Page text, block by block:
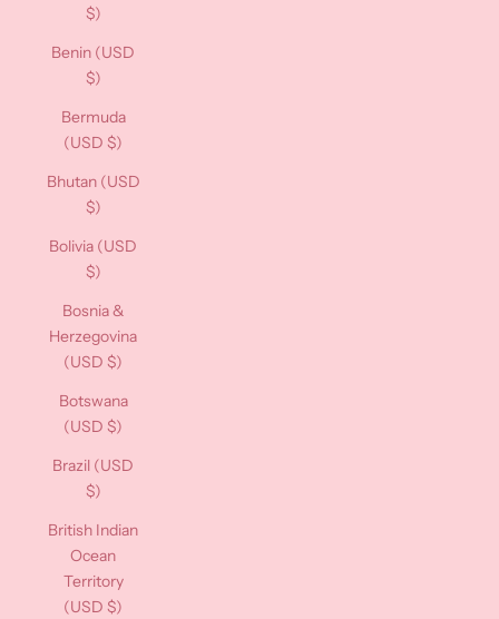
$)
Benin (USD
$)
Bermuda
(USD $)
Bhutan (USD
$)
Bolivia (USD
$)
Bosnia &
Herzegovina
(USD $)
Botswana
(USD $)
Brazil (USD
$)
British Indian
Ocean
Territory
(USD $)